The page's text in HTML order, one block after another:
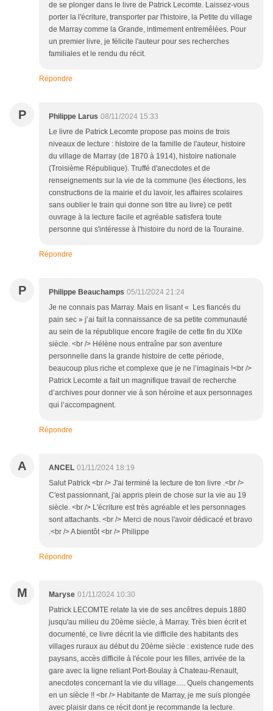
de se plonger dans le livre de Patrick Lecomte. Laissez-vous
porter la l'écriture, transporter par l'histoire, la Petite du village
de Marray comme la Grande, intimement entremêlées. Pour
un premier livre, je félicite l'auteur pour ses recherches
familiales et le rendu du récit.
Répondre
P Philippe Larus 08/11/2024 15:33
Le livre de Patrick Lecomte propose pas moins de trois
niveaux de lecture : histoire de la famille de l'auteur, histoire
du village de Marray (de 1870 à 1914), histoire nationale
(Troisième République). Truffé d'anecdotes et de
renseignements sur la vie de la commune (les élections, les
constructions de la mairie et du lavoir, les affaires scolaires
sans oublier le train qui donne son titre au livre) ce petit
ouvrage à la lecture facile et agréable satisfera toute
personne qui s'intéresse à l'histoire du nord de la Touraine.
Répondre
P Philippe Beauchamps 05/11/2024 21:24
Je ne connais pas Marray. Mais en lisant « Les fiancés du
pain sec » j’ai fait la connaissance de sa petite communauté
au sein de la république encore fragile de cette fin du XIXe
siècle. <br /> Hélène nous entraîne par son aventure
personnelle dans la grande histoire de cette période,
beaucoup plus riche et complexe que je ne l’imaginais !<br />
Patrick Lecomte a fait un magnifique travail de recherche
d’archives pour donner vie à son héroïne et aux personnages
qui l’accompagnent.
Répondre
A ANCEL 01/11/2024 18:19
Salut Patrick <br /> J'ai terminé la lecture de ton livre .<br />
C'est passionnant, j'ai appris plein de chose sur la vie au 19
siècle. <br /> L'écriture est très agréable et les personnages
sont attachants. <br /> Merci de nous l'avoir dédicacé et bravo
.<br /> A bientôt <br /> Philippe
Répondre
M Maryse 01/11/2024 10:30
Patrick LECOMTE relate la vie de ses ancêtres depuis 1880
jusqu'au milieu du 20ème siècle, à Marray. Très bien écrit et
documenté, ce livre décrit la vie difficile des habitants des
villages ruraux au début du 20ème siècle : existence rude des
paysans, accès difficile à l'école pour les filles, arrivée de la
gare avec la ligne reliant Port-Boulay à Chateau-Renault,
anecdotes concernant la vie du village..... Quels changements
en un siècle !! <br /> Habitante de Marray, je me suis plongée
avec plaisir dans ce récit dont je recommande la lecture.